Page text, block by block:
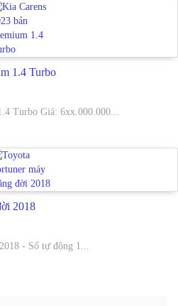
1.4 Turbo
Turbo Giá: 6xx.000.000...
2018
- Số tự động 1...